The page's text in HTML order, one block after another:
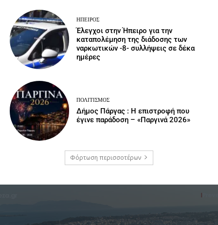
ΉΠΕΙΡΟΣ
Έλεγχοι στην Ήπειρο για την
καταπολέμηση της διάδοσης των
ναρκωτικών -8- συλλήψεις σε δέκα
ημέρες
ΠΟΛΙΤΙΣΜΌΣ
Δήμος Πάργας : Η επιστροφή που
έγινε παράδοση – «Παργινά 2026»
Φόρτωση περισσοτέρων